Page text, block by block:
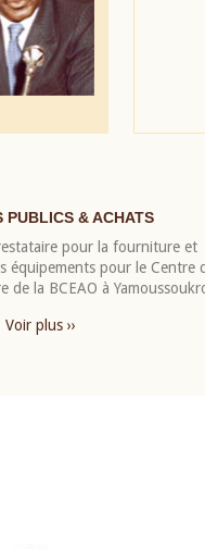
PUBLICS & ACHATS
pour la fourniture et
équipements pour le Centre
de la BCEAO à
Voir plus ››